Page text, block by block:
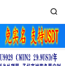
